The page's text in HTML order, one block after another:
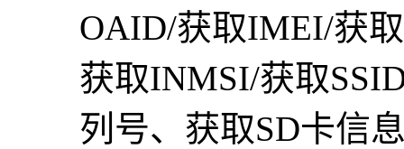
OAID/获取IMEI/获
获取INMSI/获取
列号、获取SD卡信